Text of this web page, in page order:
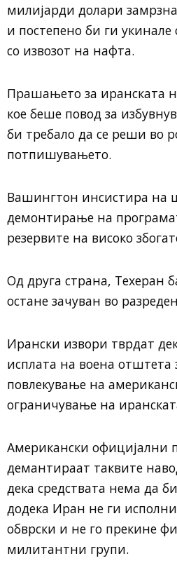
милијарди долари
и постепено би ги
со извозот на нафта.
Прашањето за иранската
кое беше повод за
би требало да се реши во
потпишувањето.
Вашингтон инсистира на
демонтирање на
резервите на високо
Од друга страна, Техеран
остане зачуван во
Ирански извори тврдат
исплата на воена отштета
повлекување на
ограничување на
Американски официјални
демантираат таквите
дека средствата нема да
додека Иран не ги
обврски и не го прекине
милитантни групи.